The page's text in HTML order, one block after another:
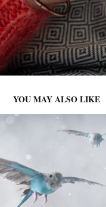
YOU MAY ALSO LIKE